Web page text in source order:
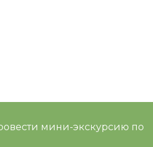
мини-экскурсию по